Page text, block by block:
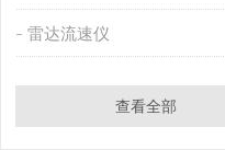
雷达流速仪
查看全部